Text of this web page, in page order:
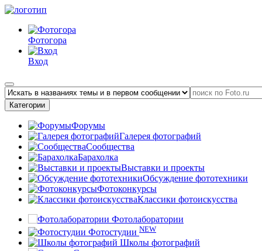
Фотогора
Вход
Категории
Форумы
Галерея фотографий
Сообщества
Барахолка
Выставки и проекты
Обсуждение фототехники
Фотоконкурсы
Классики фотоискусства
Фотолаборатории
Фотостудии NEW
Школы фотографий